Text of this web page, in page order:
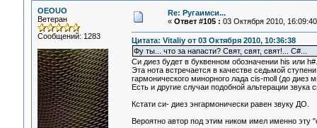
OEOUO
Ветеран
Сообщений: 1283
Re: Ругаимси...
« Ответ #105 : 03 Октября 2010,
Цитата: Vitaliy от 03 Октября 2010, 10:36:38
Фу ты... что за напасти? Свят, свят, свят!... C#...
Си диез будет в буквенном обозначении his или h#.
Эта нота встречается в качестве седьмой
гармонического минорного лада cis-moll (до диез
Есть и другие случаи подобной альтерации звука
Кстати си- диез энгармонически равен звуку ДО.
Вероятно автор под этим ником имел именно эту